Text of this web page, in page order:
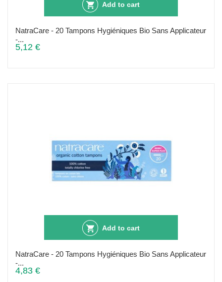
Add to cart
NatraCare - 20 Tampons Hygiéniques Bio Sans Applicateur
-...
5,12 €
Add to cart
NatraCare - 20 Tampons Hygiéniques Bio Sans Applicateur
-...
4,83 €